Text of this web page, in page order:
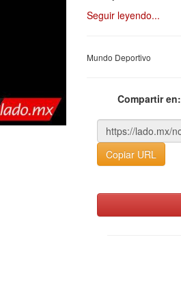
Seguir leyendo...
Mundo Deportivo
Compartir en:
Copiar URL